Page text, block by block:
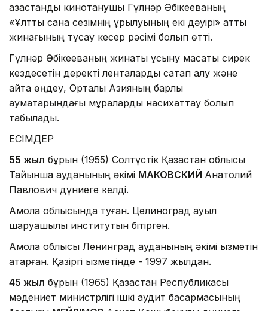
қазақстандық кинотанушы Гүлнәр Әбікееваның
«Ұлттық сана сезімнің құрылуының екі дәуірі» атты
жинағының тұсау кесер рәсімі болып өтті.
Гүлнәр Әбікееваның жинақты ұсыну мақсаты сирек
кездесетін деректі ленталарды сақтап қалу және
қайта өңдеу, Орталық Азияның барлық
аумақтарындағы мұраларды насихаттау болып
табылады.
ЕСІМДЕР
55 жыл бұрын (1955) Солтүстік Қазақстан облысы
Тайынша ауданының әкімі МАКОВСКИЙ Анатолий
Павлович дүниеге келді.
Ақмола облысында туған. Целиноград ауыл
шаруашылық институтын бітірген.
Ақмола облысы Ленинград ауданының әкiмi қызметін
атқарған. Қазіргі қызметінде - 1997 жылдан.
45 жыл бұрын (1965) Қазақстан Республикасы
мәдениет министрлігі ішкі аудит басқармасының